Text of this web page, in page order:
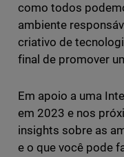
como todos
ambiente
criativo de
final de promover
Em apoio a uma
em 2023 e nos
insights sobre as
e o que você pode